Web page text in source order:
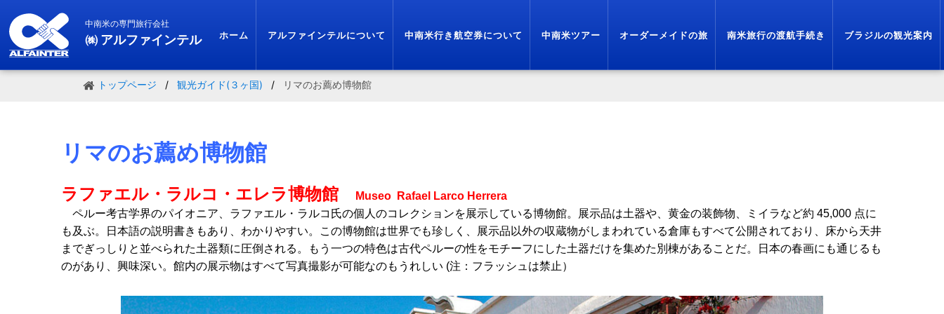
中南米の専門旅行会社
㈱ アルファインテル ホーム アルファインテルについて 中南米行き航空券について 中南米ツアー オーダーメイドの旅 南米旅行の渡航手続き ブラジルの観光案内
トップページ 観光ガイド(３ヶ国) リマのお薦め博物館
リマのお薦め博物館
ラファエル・ラルコ・エレラ博物館
Museo Rafael Larco Herrera
ペルー考古学界のパイオニア、ラファエル・ラルコ氏の個人 のコレクションを展示している博物館。展示品は土器や、黄金の装飾物、ミイラなど約 45,000 点に
も及ぶ。日本語の説明書きもあり、わかりやすい。この博物館は世界でも珍しく、展示品以外の収蔵物がしまわれている倉庫もすべて公開されてお り、床から天井
までぎっしりと並べられた土器類に圧倒される。
もう一つの特色は古代ペルーの性をモチーフにした土器だけを集めた別棟があることだ。日本の春画にも通じるも
のがあり、 興味深い。館内の展示物はすべて写真撮影が可能なのもうれしい (注：フラッシュは禁止）